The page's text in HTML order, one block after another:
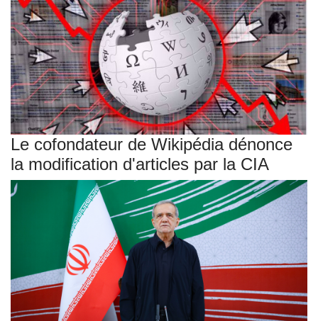
Le cofondateur de Wikipédia dénonce
la modification d'articles par la CIA